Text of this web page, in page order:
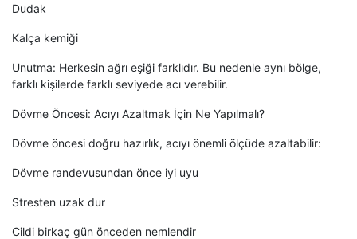
Dudak
Kalça kemiği
Unutma: Herkesin ağrı eşiği farklıdır. Bu nedenle aynı bölge,
farklı kişilerde farklı seviyede acı verebilir.
Dövme Öncesi: Acıyı Azaltmak İçin Ne Yapılmalı?
Dövme öncesi doğru hazırlık, acıyı önemli ölçüde azaltabilir:
Dövme randevusundan önce iyi uyu
Stresten uzak dur
Cildi birkaç gün önceden nemlendir